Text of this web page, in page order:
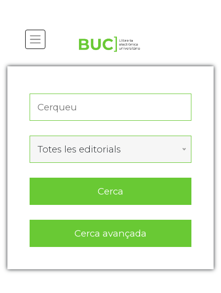
Totes les editorials
Cerca
Cerca avançada